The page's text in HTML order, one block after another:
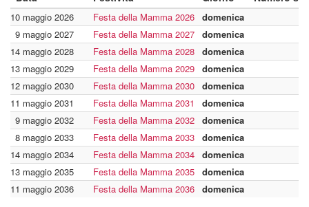
10 maggio 2026 Festa della Mamma 2026 domenica
9 maggio 2027
Festa della Mamma 2027 domenica
14 maggio 2028
Festa della Mamma 2028 domenica
13 maggio 2029
Festa della Mamma 2029 domenica
12 maggio 2030
Festa della Mamma 2030 domenica
11 maggio 2031
Festa della Mamma 2031 domenica
9 maggio 2032
Festa della Mamma 2032 domenica
8 maggio 2033
Festa della Mamma 2033 domenica
14 maggio 2034
Festa della Mamma 2034 domenica
13 maggio 2035
Festa della Mamma 2035 domenica
11 maggio 2036
Festa della Mamma 2036 domenica